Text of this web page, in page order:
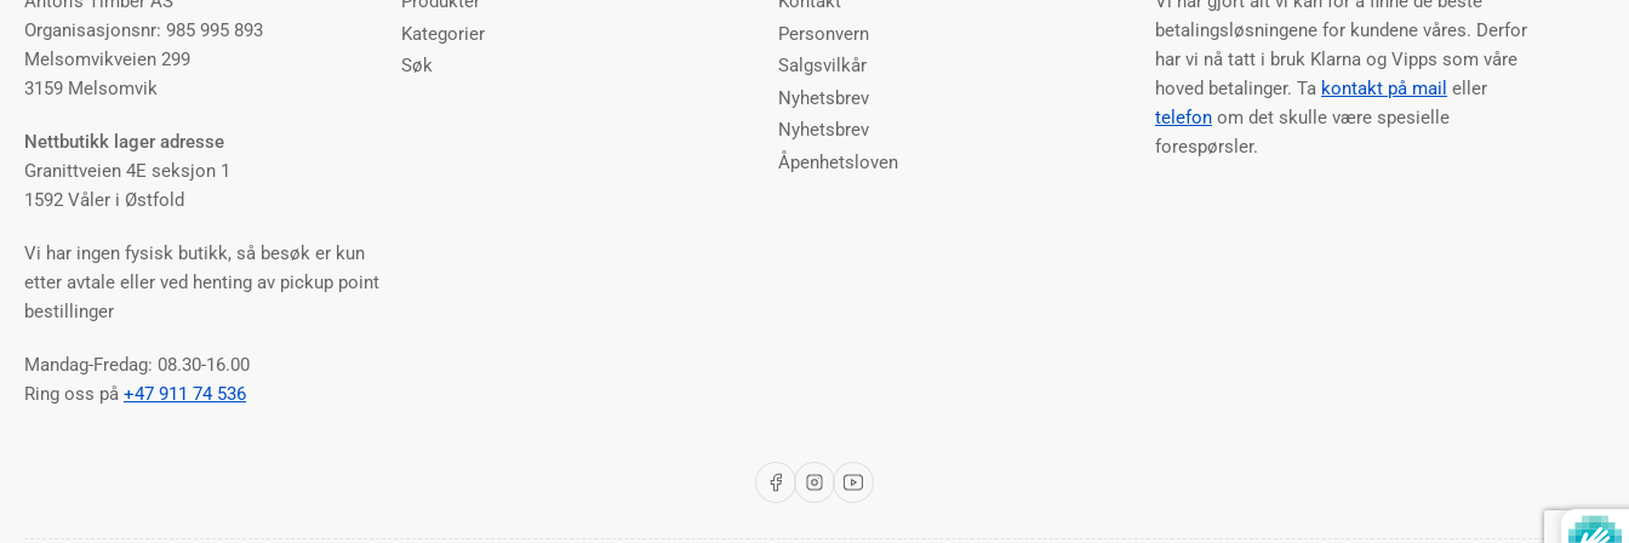
Organisasjonsnr: 985 995 893
Melsomvikveien 299
3159 Melsomvik
Nettbutikk lager adresse
Granittveien 4E seksjon 1
1592 Våler i Østfold
Vi har ingen fysisk butikk, så besøk er kun
etter avtale eller ved henting av pickup point
bestillinger
Mandag-Fredag: 08.30-16.00
Ring oss på +47 911 74 536
Kategorier
Søk
Personvern
Salgsvilkår
Nyhetsbrev
Nyhetsbrev
Åpenhetsloven
betalingsløsningene for kundene våres. Derfor
har vi nå tatt i bruk Klarna og Vipps som våre
hoved betalinger. Ta kontakt på mail eller
telefon om det skulle være spesielle
forespørsler.
Facebook
InstagramYouTube